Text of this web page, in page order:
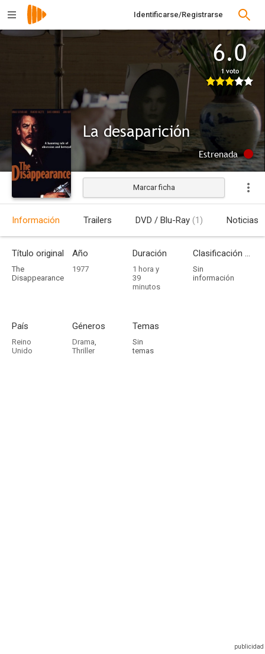
Identificarse/Registrarse
6.0
1 voto
La desaparición
Estrenada
Marcar ficha
Información Trailers DVD / Blu-Ray (1) Noticias
Título original
The
Disappearance
Año
1977
Duración
1 hora y
39
minutos
Clasificación por edades
Sin
información
País
Reino
Unido
Géneros
Drama,
Thriller
Temas
Sin
temas